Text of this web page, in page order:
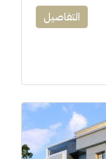
التفاصيل